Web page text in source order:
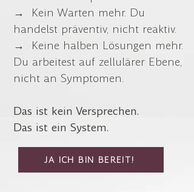
→ Kein Warten mehr. Du
handelst präventiv, nicht reaktiv.
→ Keine halben Lösungen mehr.
Du arbeitest auf zellulärer Ebene,
nicht an Symptomen.
Das ist kein Versprechen.
Das ist ein System.
JA ICH BIN BEREIT!